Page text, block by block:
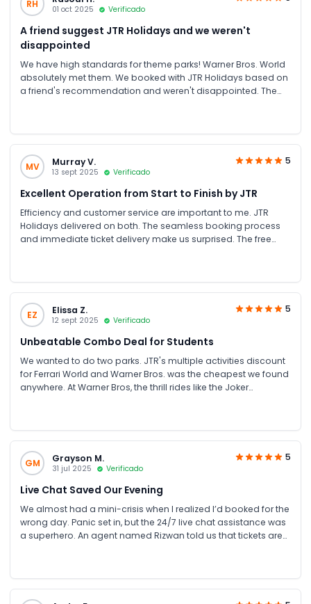
RH 01 oct 2025 Verificado
A friend suggest JTR Holidays and we weren't
disappointed
We have high standards for theme parks! Warner Bros. World
absolutely met them. We booked with JTR Holidays based on
a friend's recommendation and weren't disappointed. The
meant there was never a dull moment.
MV
Murray V.
13 sept 2025 Verificado
5
Excellent Operation from Start to Finish by JTR
Efficiency and customer service are important to me. JTR
Holidays delivered on both. The seamless booking process
and immediate ticket delivery make us surprised. The free
EZ Elissa Z.
12 sept 2025 Verificado
5
Unbeatable Combo Deal for Students
We wanted to do two parks. JTR's multiple activities discount
for Ferrari World and Warner Bros. was the cheapest we found
anywhere. At Warner Bros, the thrill rides like the Joker
GM Grayson M.
31 jul 2025 Verificado
5
Live Chat Saved Our Evening
We almost had a mini-crisis when I realized I’d booked for the
wrong day. Panic set in, but the 24/7 live chat assistance was
a superhero. An agent named Rizwan told us that tickets are